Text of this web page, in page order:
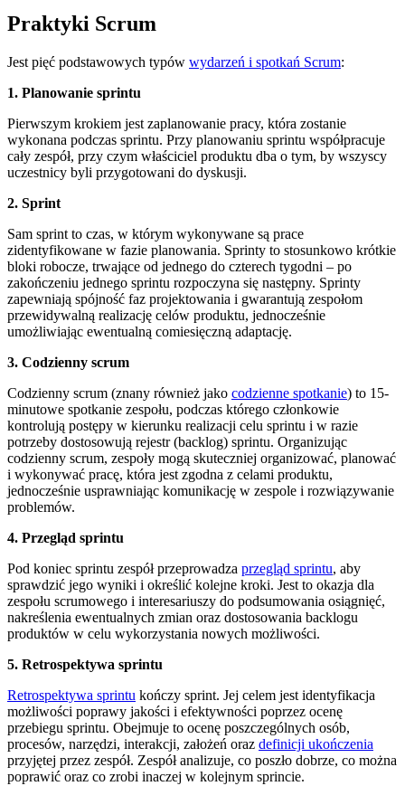
Praktyki Scrum
Jest pięć podstawowych typów wydarzeń i spotkań Scrum:
1. Planowanie sprintu
Pierwszym krokiem jest zaplanowanie pracy, która zostanie
wykonana podczas sprintu. Przy planowaniu sprintu współpracuje
cały zespół, przy czym właściciel produktu dba o tym, by wszyscy
uczestnicy byli przygotowani do dyskusji.
2. Sprint
Sam sprint to czas, w którym wykonywane są prace
zidentyfikowane w fazie planowania. Sprinty to stosunkowo krótkie
bloki robocze, trwające od jednego do czterech tygodni – po
zakończeniu jednego sprintu rozpoczyna się następny. Sprinty
zapewniają spójność faz projektowania i gwarantują zespołom
przewidywalną realizację celów produktu, jednocześnie
umożliwiając ewentualną comiesięczną adaptację.
3. Codzienny scrum
Codzienny scrum (znany również jako codzienne spotkanie) to 15-
minutowe spotkanie zespołu, podczas którego członkowie
kontrolują postępy w kierunku realizacji celu sprintu i w razie
potrzeby dostosowują rejestr (backlog) sprintu. Organizując
codzienny scrum, zespoły mogą skuteczniej organizować, planować
i wykonywać pracę, która jest zgodna z celami produktu,
jednocześnie usprawniając komunikację w zespole i rozwiązywanie
problemów.
4. Przegląd sprintu
Pod koniec sprintu zespół przeprowadza przegląd sprintu, aby
sprawdzić jego wyniki i określić kolejne kroki. Jest to okazja dla
zespołu scrumowego i interesariuszy do podsumowania osiągnięć,
nakreślenia ewentualnych zmian oraz dostosowania backlogu
produktów w celu wykorzystania nowych możliwości.
5. Retrospektywa sprintu
Retrospektywa sprintu kończy sprint. Jej celem jest identyfikacja
możliwości poprawy jakości i efektywności poprzez ocenę
przebiegu sprintu. Obejmuje to ocenę poszczególnych osób,
procesów, narzędzi, interakcji, założeń oraz definicji ukończenia
przyjętej przez zespół. Zespół analizuje, co poszło dobrze, co można
poprawić oraz co zrobi inaczej w kolejnym sprincie.